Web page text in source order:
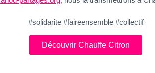
#solidarite #faireensemble #collectif
Découvrir Chauffe Citron